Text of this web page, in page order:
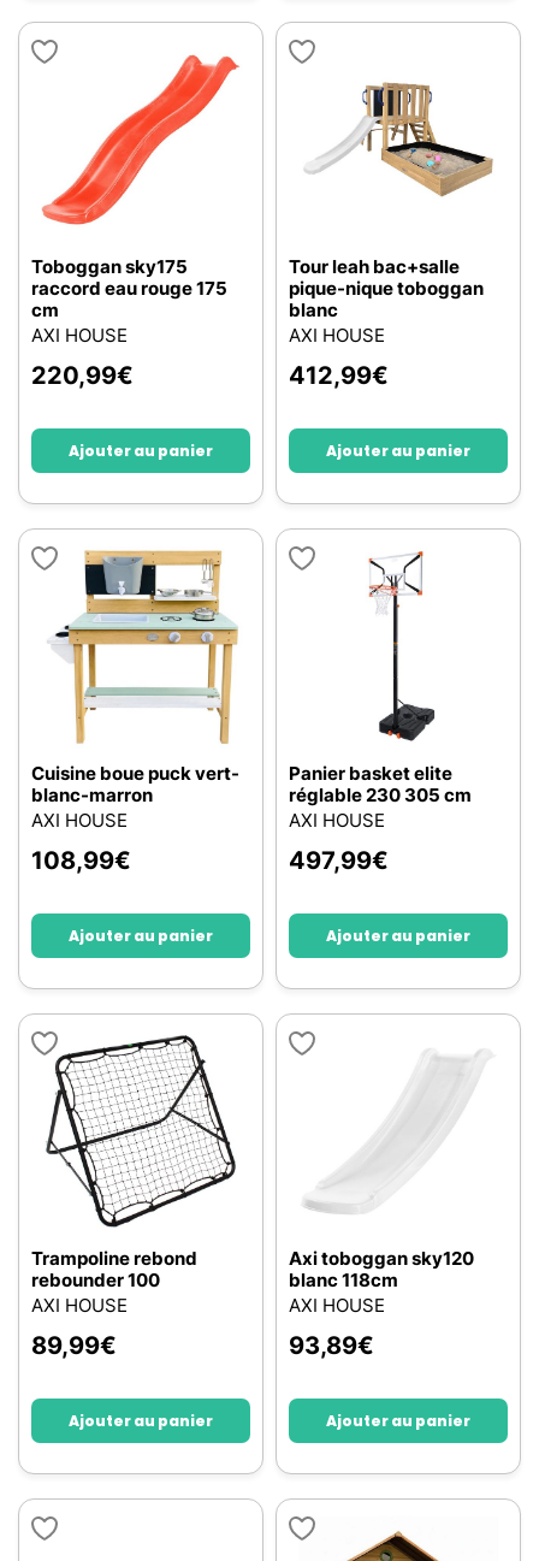
Toboggan sky175
raccord eau rouge 175
cm
AXI HOUSE
220,99€
Ajouter au panier
Tour leah bac+salle
pique-nique toboggan
blanc
AXI HOUSE
412,99€
Ajouter au panier
Cuisine boue puck vert-
blanc-marron
AXI HOUSE
108,99€
Ajouter au panier
Panier basket elite
réglable 230 305 cm
AXI HOUSE
497,99€
Ajouter au panier
Trampoline rebond
rebounder 100
AXI HOUSE
89,99€
Ajouter au panier
Axi toboggan sky120
blanc 118cm
AXI HOUSE
93,89€
Ajouter au panier